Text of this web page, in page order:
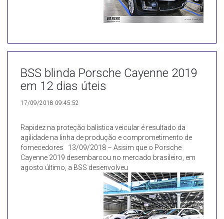
BSS blinda Porsche Cayenne 2019
em 12 dias úteis
17/09/2018 09:45:52
Rapidez na proteção balística veicular é resultado da
agilidade na linha de produção e comprometimento de
fornecedores 13/09/2018 – Assim que o Porsche
Cayenne 2019 desembarcou no mercado brasileiro, em
agosto último, a BSS desenvolveu